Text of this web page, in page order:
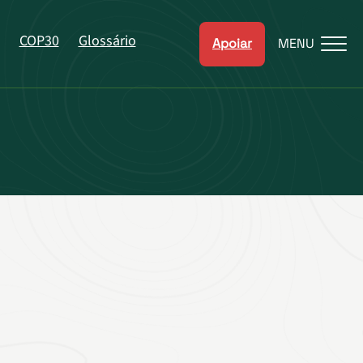
COP30 Glossário Apoiar MENU